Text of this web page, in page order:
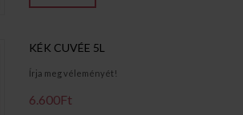
KÉK CUVÉE 5L
Írja meg véleményét!
6.600Ft